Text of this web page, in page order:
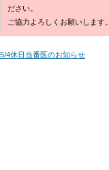
ださい。
ご協力よろしくお願いします。
5/4休日当番医のお知らせ